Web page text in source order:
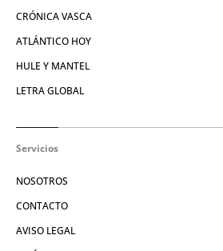
CRÓNICA VASCA
ATLÁNTICO HOY
HULE Y MANTEL
LETRA GLOBAL
Servicios
NOSOTROS
CONTACTO
AVISO LEGAL